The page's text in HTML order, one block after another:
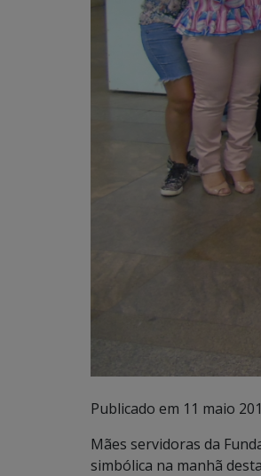
Publicado em 11 maio
Mães servidoras da
simbólica na manhã